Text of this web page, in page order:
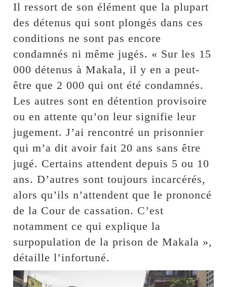
Il ressort de son élément que la plupart
des détenus qui sont plongés dans ces
conditions ne sont pas encore
condamnés ni même jugés. « Sur les 15
000 détenus à Makala, il y en a peut-
être que 2 000 qui ont été condamnés.
Les autres sont en détention provisoire
ou en attente qu’on leur signifie leur
jugement. J’ai rencontré un prisonnier
qui m’a dit avoir fait 20 ans sans être
jugé. Certains attendent depuis 5 ou 10
ans. D’autres sont toujours incarcérés,
alors qu’ils n’attendent que le prononcé
de la Cour de cassation. C’est
notamment ce qui explique la
surpopulation de la prison de Makala »,
détaille l’infortuné.